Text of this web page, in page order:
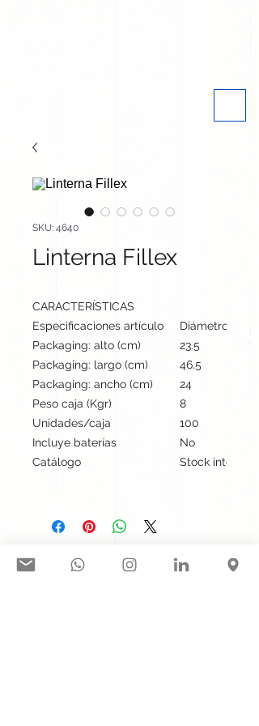
SKU: 4640
Linterna Fillex
CARACTERÍSTICAS
Especificaciones artículo
Diámetro: 3.9
Packaging: alto (cm)
23.5
Packaging: largo (cm)
46.5
Packaging: ancho (cm)
24
Peso caja (Kgr)
8
Unidades/caja
100
Incluye baterías
No
Catálogo
Stock
Síguenos en nuestras redes